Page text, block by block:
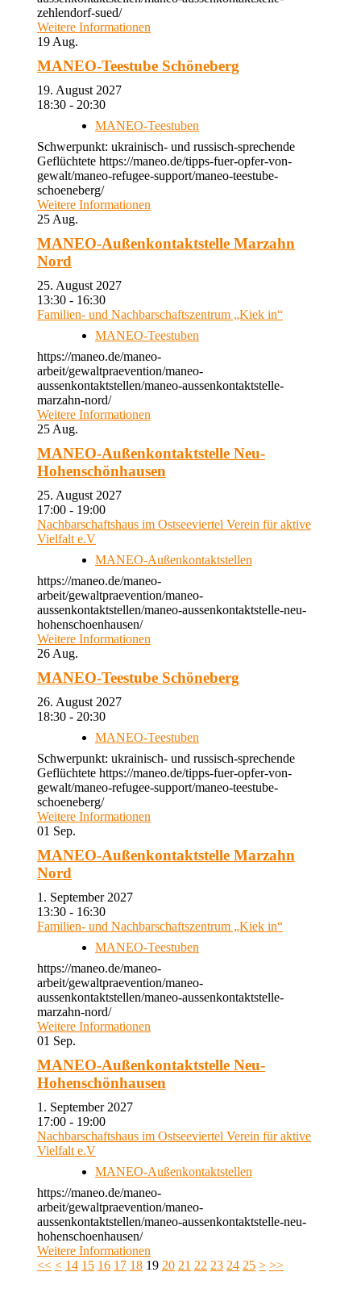
zehlendorf-sued/
Weitere Informationen
19 Aug.
MANEO-Teestube Schöneberg
19. August 2027
18:30 - 20:30
MANEO-Teestuben
Schwerpunkt: ukrainisch- und russisch-sprechende
Geflüchtete https://maneo.de/tipps-fuer-opfer-von-
gewalt/maneo-refugee-support/maneo-teestube-
schoeneberg/
Weitere Informationen
25 Aug.
MANEO-Außenkontaktstelle Marzahn
Nord
25. August 2027
13:30 - 16:30
Familien- und Nachbarschaftszentrum „Kiek in“
MANEO-Teestuben
https://maneo.de/maneo-
arbeit/gewaltpraevention/maneo-
aussenkontaktstellen/maneo-aussenkontaktstelle-
marzahn-nord/
Weitere Informationen
25 Aug.
MANEO-Außenkontaktstelle Neu-
Hohenschönhausen
25. August 2027
17:00 - 19:00
Nachbarschaftshaus im Ostseeviertel Verein für aktive
Vielfalt e.V
MANEO-Außenkontaktstellen
https://maneo.de/maneo-
arbeit/gewaltpraevention/maneo-
aussenkontaktstellen/maneo-aussenkontaktstelle-neu-
hohenschoenhausen/
Weitere Informationen
26 Aug.
MANEO-Teestube Schöneberg
26. August 2027
18:30 - 20:30
MANEO-Teestuben
Schwerpunkt: ukrainisch- und russisch-sprechende
Geflüchtete https://maneo.de/tipps-fuer-opfer-von-
gewalt/maneo-refugee-support/maneo-teestube-
schoeneberg/
Weitere Informationen
01 Sep.
MANEO-Außenkontaktstelle Marzahn
Nord
1. September 2027
13:30 - 16:30
Familien- und Nachbarschaftszentrum „Kiek in“
MANEO-Teestuben
https://maneo.de/maneo-
arbeit/gewaltpraevention/maneo-
aussenkontaktstellen/maneo-aussenkontaktstelle-
marzahn-nord/
Weitere Informationen
01 Sep.
MANEO-Außenkontaktstelle Neu-
Hohenschönhausen
1. September 2027
17:00 - 19:00
Nachbarschaftshaus im Ostseeviertel Verein für aktive
Vielfalt e.V
MANEO-Außenkontaktstellen
https://maneo.de/maneo-
arbeit/gewaltpraevention/maneo-
aussenkontaktstellen/maneo-aussenkontaktstelle-neu-
hohenschoenhausen/
Weitere Informationen
<< < 14 15 16 17 18 19 20 21 22 23 24 25 > >>